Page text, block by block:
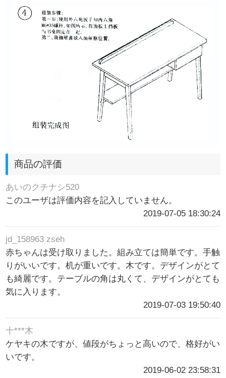
商品の評価
あいのクチナシ520
このユーザは評価内容を記入していません。
2019-07-05 18:30:24
jd_158963 zseh
赤ちゃんは受け取りました。組み立ては簡単です。手触
りがいいです。机が重いです。木です。デザインがとて
も綺麗です。テーブルの角は丸くて、デザインがとても
気に入ります。
2019-07-03 19:50:40
十***木
ケヤキの木ですが、値段がちょっと高いので、格好がい
いです。
2019-06-02 23:58:31